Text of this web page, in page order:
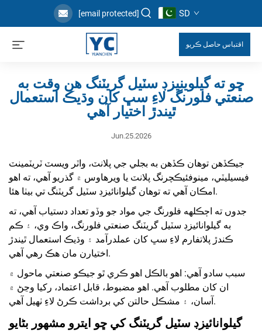
[email protected] SD
اقتباس حاصل ڪريو
ڇو ته گيلوينيزڊ سٽيل گريٽنگ هن وقت به
صنعتي فلورنگ لاءِ سڀ کان وڌيڪ استعمال
ٿيندڙ اختيار آهي
Jun.25.2026
جيڪڏهن توهان ڪڏھن به بجلي جي پلانٽ، واٽر ويسٽ ٽريٽمينٽ
فيسيليٽي، مينوفئيڪچرنگ پلانٽ يا ويرهاوس ۾ گذريو آهي، ته اهو
امڪان آهي ته توهان گيلوانائيزڊ سٽيل گريٽنگ تي بيٺا هئا.
جدوں ته اڄڪلهه فلورنگ جي مواد جو وڏو تعداد دستياب آهي، ته
به گيلوانائيزڊ سٽيل گريٽنگ صنعتي فلورنگ، واڪ وي، ۽ ڪم
ڪندڙ پلاتفارم لاءِ سڀ کان عملدرآمد ۽ وڌيڪ استعمال ٿيندڙ
اختيارن مان هڪ رهي آهي.
سبب سادو آهي: اهو بالڪل اهو ڪري ٿو جيڪو صنعتي ماحول ۾
ان کان مطلوب آهي. اهو مضبوط، قابل اعتماد، رکيا وڃڻ ۾
آسان، ۽ مشڪل حالتن کي برداشت ڪرڻ لاءِ ٺهيل آهي.
گيلوانائيزڊ سٽيل گريٽنگ کي ڇو ايترو مشهور بڻايو